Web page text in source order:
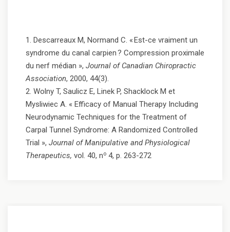
1. Descarreaux M, Normand C. « Est-ce vraiment un
syndrome du canal carpien? Compression proximale
du nerf médian », Journal of Canadian Chiropractic
Association, 2000, 44(3).
2. Wolny T, Saulicz E, Linek P, Shacklock M et
Mysliwiec A. « Efficacy of Manual Therapy Including
Neurodynamic Techniques for the Treatment of
Carpal Tunnel Syndrome: A Randomized Controlled
Trial », Journal of Manipulative and Physiological
Therapeutics, vol. 40, no 4, p. 263-272